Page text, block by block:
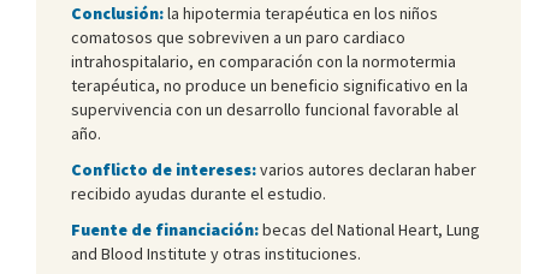
Conclusión:la hipotermia terapéutica en los niños
comatosos que sobreviven a un paro cardiaco
intrahospitalario, en comparación con la normotermia
terapéutica, no produce un beneficio significativo en la
supervivencia con un desarrollo funcional favorable al
año.
Conflicto de intereses:varios autores declaran haber
recibido ayudas durante el estudio.
Fuente de financiación:becas del National Heart, Lung
and Blood Institute y otras instituciones.